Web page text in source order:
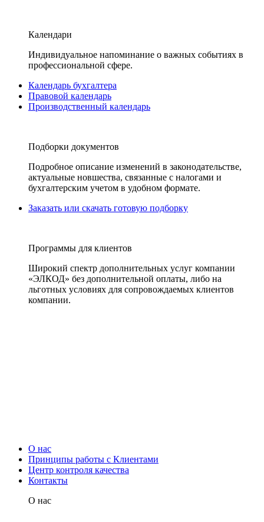
Календари
Индивидуальное напоминание о важных событиях в
профессиональной сфере.
Календарь бухгалтера
Правовой календарь
Производственный календарь
Подборки документов
Подробное описание изменений в законодательстве,
актуальные новшества, связанные с налогами и
бухгалтерским учетом в удобном формате.
Заказать или скачать готовую подборку
Программы для клиентов
Широкий спектр дополнительных услуг компании
«ЭЛКОД» без дополнительной оплаты, либо на
льготных условиях для сопровождаемых клиентов
компании.
О нас
Принципы работы с Клиентами
Центр контроля качества
Контакты
О нас